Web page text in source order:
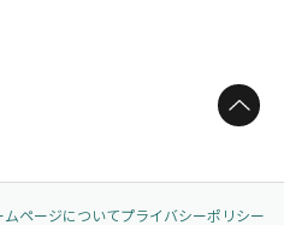
ページトップへ
ムページについてプライバシーポリシー